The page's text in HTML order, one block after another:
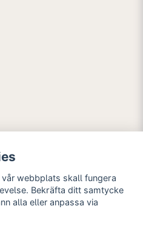
webbplats skall fungera
Bekräfta ditt samtycke
alla eller anpassa via